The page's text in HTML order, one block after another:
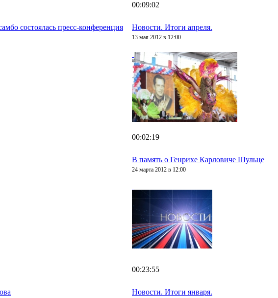
состоялась пресс-конференция
00:09:02
Новости. Итоги апреля.
13 мая 2012 в 12:00
00:02:19
В память о Генрихе Карловиче Шульце
24 марта 2012 в 12:00
00:23:55
Новости. Итоги января.